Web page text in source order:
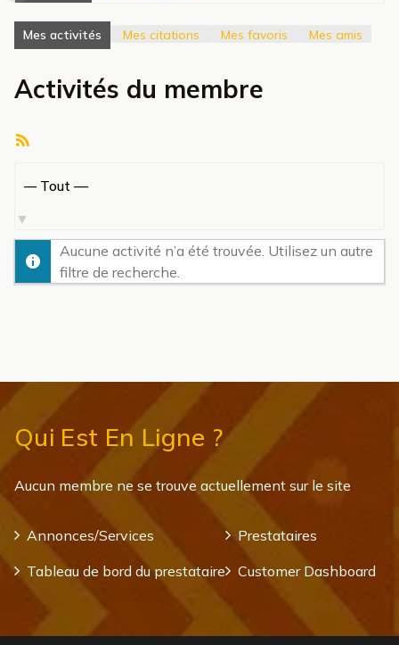
Mes activités Mes citations Mes favoris Mes amis
Activités du membre
par
activité:
Aucune activité n’a été trouvée. Utilisez un autre
filtre de recherche.
Qui Est En Ligne ?
Aucun membre ne se trouve actuellement sur le site
Annonces/Services
Prestataires
Tableau de bord du prestataire
Customer Dashboard